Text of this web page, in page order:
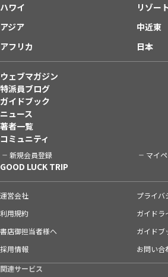
ハワイ
リゾー
アジア
中近東
アフリカ
日本
ウェブマガジン
特派員ブログ
ガイドブック
ニュース
著者一覧
コミュニティ
新規会員登録 マイ
GOOD LUCK TRIP
運営会社
プライバ
利用規約
ガイドラ
書店御担当者様へ
ガイドブ
採用情報
お問い合
関連サービス